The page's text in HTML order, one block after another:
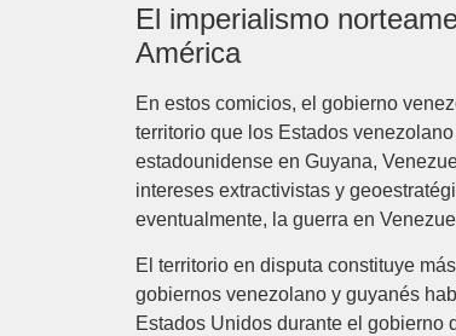
El imperialismo
América
En estos comicios, el gobierno
territorio que los Estados
estadounidense en Guyana,
intereses extractivistas y
eventualmente, la guerra en
El territorio en disputa constituye
gobiernos venezolano y guyanés
Estados Unidos durante el